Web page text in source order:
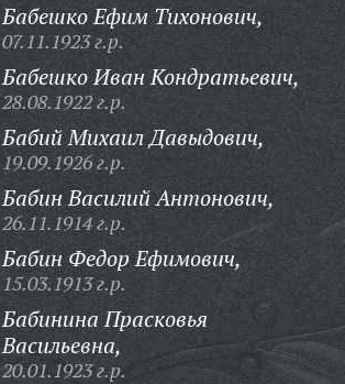
Бабешко Ефим Тихонович,
07.11.1923 г.р.
Бабешко Иван Кондратьевич,
28.08.1922 г.р.
Бабий Михаил Давыдович,
19.09.1926 г.р.
Бабин Василий Антонович,
26.11.1914 г.р.
Бабин Федор Ефимович,
15.03.1913 г.р.
Бабинина Прасковья
Васильевна,
20.01.1923 г.р.